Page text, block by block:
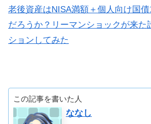
老後資産はNISA満額＋個人向け国
だろうか？リーマンショックが来た
ションしてみた
この記事を書いた人
ななし